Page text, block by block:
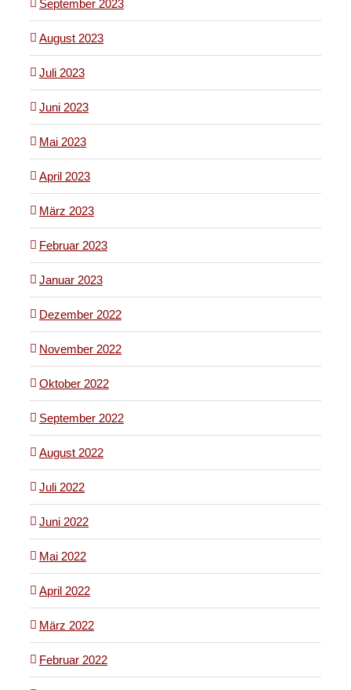
September 2023
August 2023
Juli 2023
Juni 2023
Mai 2023
April 2023
März 2023
Februar 2023
Januar 2023
Dezember 2022
November 2022
Oktober 2022
September 2022
August 2022
Juli 2022
Juni 2022
Mai 2022
April 2022
März 2022
Februar 2022